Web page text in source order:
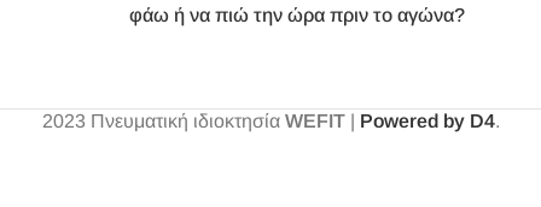
φάω ή να πιώ την ώρα πριν το αγώνα?
2023 Πνευματική ιδιοκτησία WEFIT| Powered by D4.